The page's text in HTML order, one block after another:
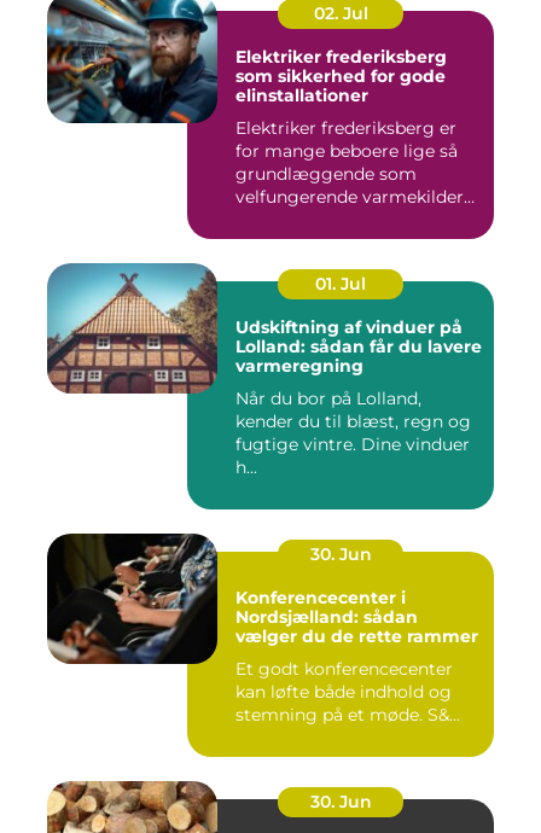
02. Jul
Elektriker frederiksberg
som sikkerhed for gode
elinstallationer
Elektriker frederiksberg er
for mange beboere lige så
grundlæggende som
velfungerende varmekilder
01. Jul
Udskiftning af vinduer på
Lolland: sådan får du lavere
varmeregning
Når du bor på Lolland,
kender du til blæst, regn og
fugtige vintre. Dine vinduer
h...
30. Jun
Konferencecenter i
Nordsjælland: sådan
vælger du de rette rammer
Et godt konferencecenter
kan løfte både indhold og
stemning på et møde. S&...
30. Jun